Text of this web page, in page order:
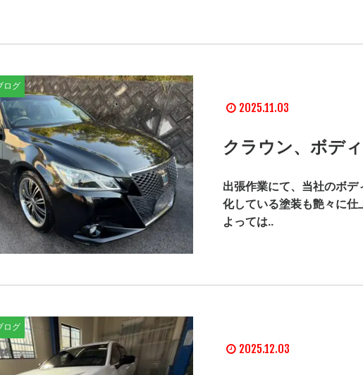
ログ
2025.11.03
クラウン、ボデ
出張作業にて、当社のボデ
化している塗装も艶々に
よっては..
ログ
2025.12.03